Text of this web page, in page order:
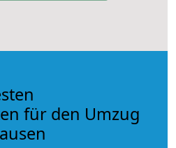
für den Umzug